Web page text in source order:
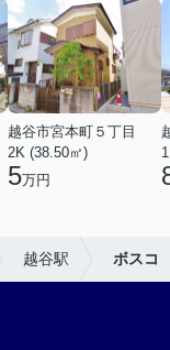
越谷市宮本町５丁目
2K (38.50㎡)
5万円
越谷駅 ボスコ